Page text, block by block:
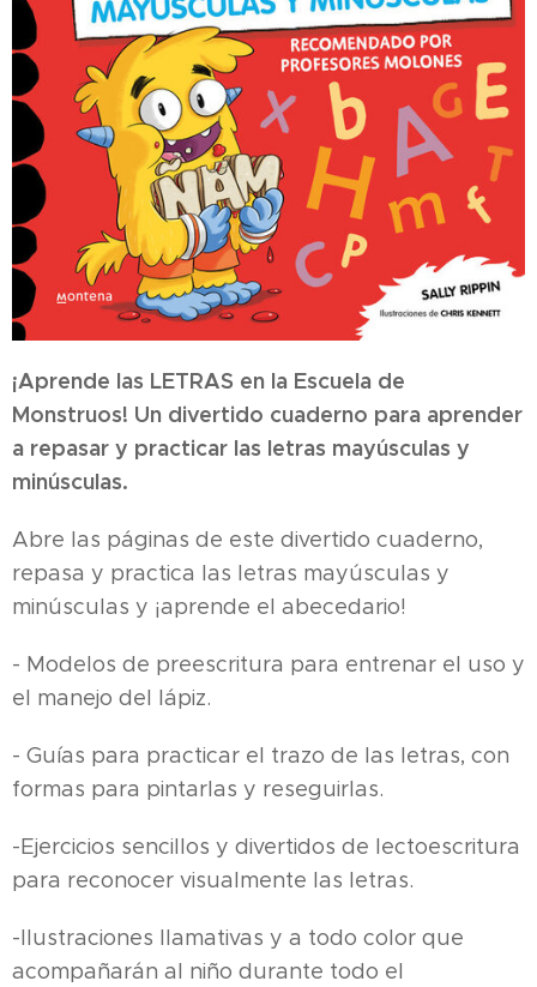
¡Aprende las LETRAS en la Escuela de
Monstruos! Un divertido cuaderno para aprender
a repasar y practicar las letras mayúsculas y
minúsculas.
Abre las páginas de este divertido cuaderno,
repasa y practica las letras mayúsculas y
minúsculas y ¡aprende el abecedario!
- Modelos de preescritura para entrenar el uso y
el manejo del lápiz.
- Guías para practicar el trazo de las letras, con
formas para pintarlas y reseguirlas.
-Ejercicios sencillos y divertidos de lectoescritura
para reconocer visualmente las letras.
-Ilustraciones llamativas y a todo color que
acompañarán al niño durante todo el